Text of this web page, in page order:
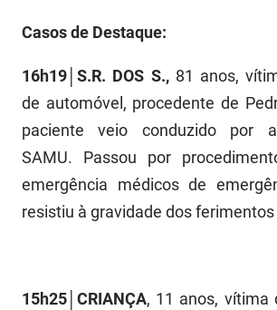
Procuradoria Geral do Estado
Saúde
Turismo e Desenvolvimento Econômico
FUNESC
IASS
JUCEP
Casos de Destaque:
16h19│S.R. DOS S., 81 anos,
de automóvel, procedente de
paciente veio conduzido por
SAMU. Passou por
emergência médicos de
resistiu à gravidade dos
15h25│CRIANÇA, 11 anos, vítima